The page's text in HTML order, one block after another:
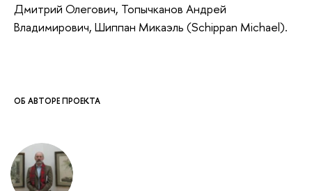
ОБ АВТОРЕ ПРОЕКТА
Дмитрий Олегович, Топычканов Андрей
Владимирович, Шиппан Микаэль (Schippan Michael).